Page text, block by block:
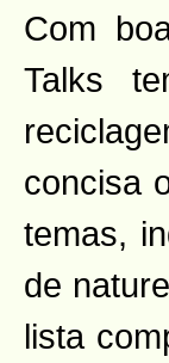
Com
Talks
concisa
temas,
de
lista